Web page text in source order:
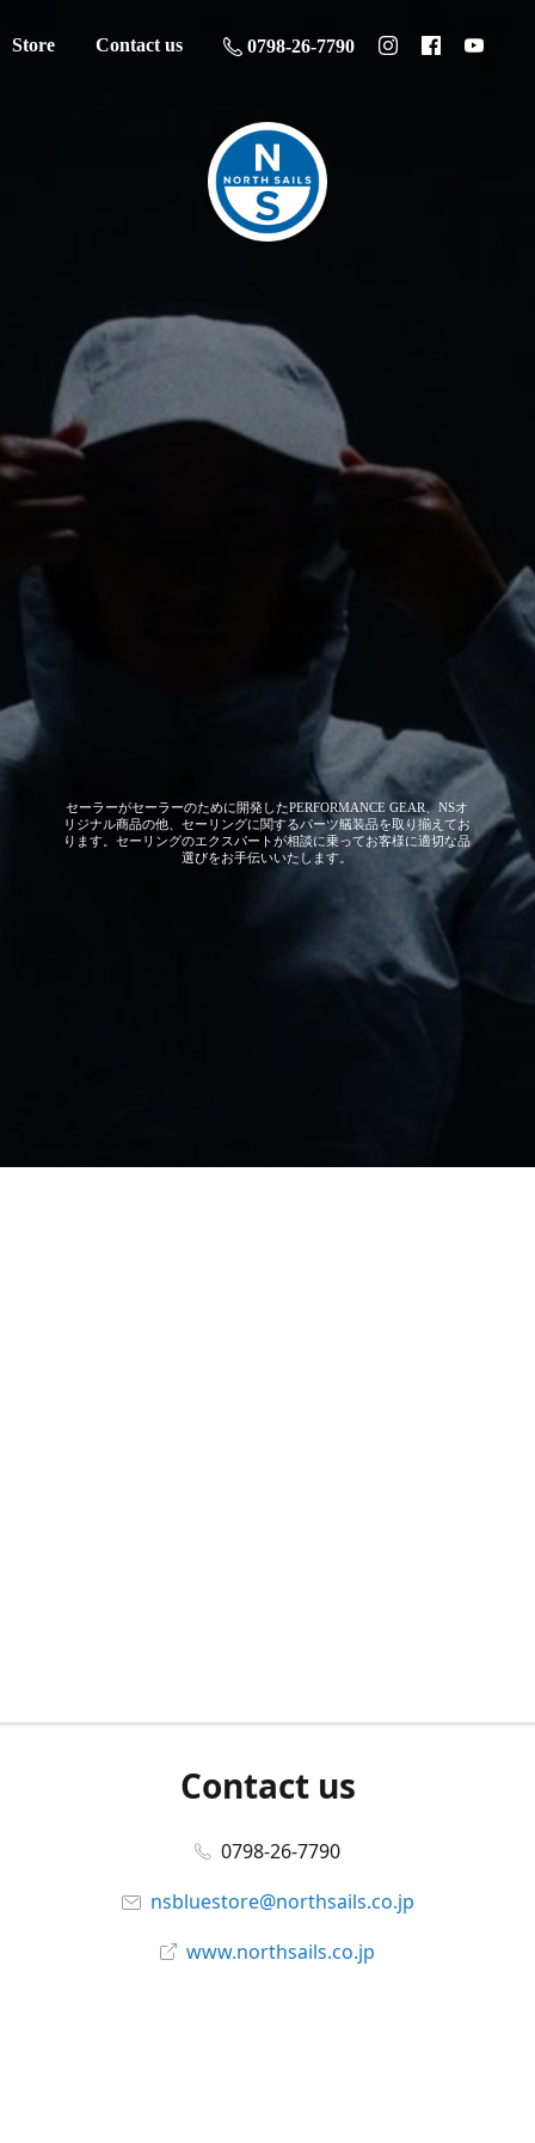
Store Contact us 0798-26-7790
セーラーがセーラーのために開発したPERFORMANCE GEAR、NSオ
リジナル商品の他、セーリングに関するパーツ艤装品を取り揃えてお
ります。セーリングのエクスパートが相談に乗ってお客様に適切な品
選びをお手伝いいたします。
Contact us
0798-26-7790
nsbluestore@northsails.co.jp
www.northsails.co.jp